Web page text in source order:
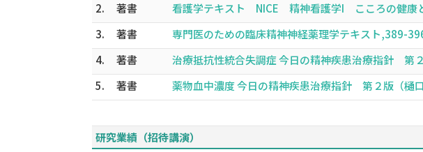
2.
著書
看護学テキスト NICE 精神看護学I こころの健康
3.
著書
専門医のための臨床精神神経薬理学テキスト,389-
4.
著書
治療抵抗性統合失調症 今日の精神疾患治療指針 第
5.
著書
薬物血中濃度 今日の精神疾患治療指針 第２版（樋
研究業績（招待講演）